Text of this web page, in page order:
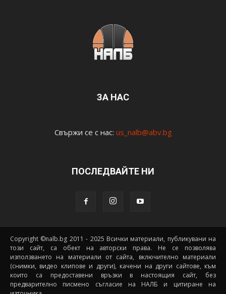
ЗА НАС
Свържи се с нас: us_nalb@abv.bg
ПОСЛЕДВАЙТЕ НИ
Copyright ©nalb.bg 2011 - 2025 Всички материали, публикувани на
този сайт, са обект на авторски права. Не се позволява
използването на материали от сайта, включително материали
(снимки, видео клипове и други), качени на други сайтове, към
които са предоставени връзки в настоящия сайт, без
предварително писмено съгласие на НАЛБ и цитиране на